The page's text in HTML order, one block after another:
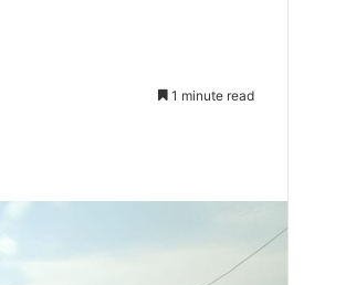
1 minute read